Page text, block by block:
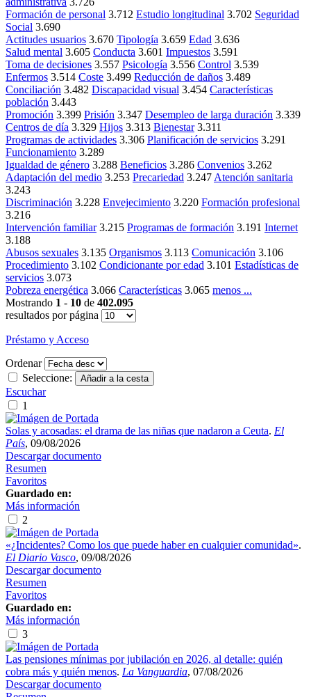
Formación de personal 3.712 Estudio longitudinal 3.702 Seguridad
Social 3.690
Actitudes usuarios 3.670 Tipología 3.659 Edad 3.636
Salud mental 3.605 Conducta 3.601 Impuestos 3.591
Toma de decisiones 3.557 Psicología 3.556 Control 3.539
Enfermos 3.514 Coste 3.499 Reducción de daños 3.489
Conciliación 3.482 Discapacidad visual 3.454 Características
población 3.443
Promoción 3.399 Prisión 3.347 Desempleo de larga duración 3.339
Centros de día 3.329 Hijos 3.313 Bienestar 3.311
Programas de actividades 3.306 Planificación de servicios 3.291
Funcionamiento 3.289
Igualdad de género 3.288 Beneficios 3.286 Convenios 3.262
Adaptación del medio 3.253 Precariedad 3.247 Atención sanitaria
3.243
Discriminación 3.228 Envejecimiento 3.220 Formación profesional
3.216
Intervención familiar 3.215 Programas de formación 3.191 Internet
3.188
Abusos sexuales 3.135 Organismos 3.113 Comunicación 3.106
Procedimiento 3.102 Condicionante por edad 3.101 Estadísticas de
servicios 3.073
Pobreza energética 3.066 Características 3.065 menos ...
Mostrando 1 - 10 de 402.095
resultados por página
Préstamo y Acceso
Ordenar
Seleccione:
Escuchar
1
Solas y acosadas: el drama de las niñas que nadaron a Ceuta. El
País, 09/08/2026
Descargar documento
Resumen
Favoritos
Guardado en:
Más información
2
«¿Incidentes? Como los que puede haber en cualquier comunidad».
El Diario Vasco, 09/08/2026
Descargar documento
Resumen
Favoritos
Guardado en:
Más información
3
Las pensiones mínimas por jubilación en 2026, al detalle: quién
cobra más y quién menos. La Vanguardia, 07/08/2026
Descargar documento